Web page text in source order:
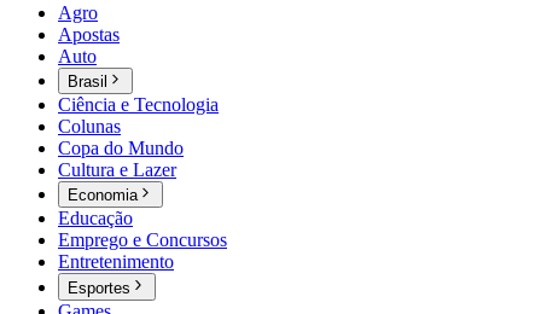
Agro
Apostas
Auto
Brasil
Ciência e Tecnologia
Colunas
Copa do Mundo
Cultura e Lazer
Economia
Educação
Emprego e Concursos
Entretenimento
Esportes